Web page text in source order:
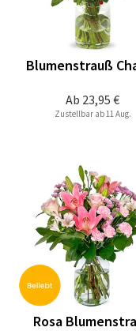
Ab 23,95 €
Blumenstrauß
Zustellbar ab 11 Aug.
Rosa